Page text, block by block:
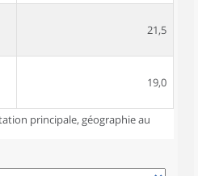
21,5
19,0
principale, géographie au